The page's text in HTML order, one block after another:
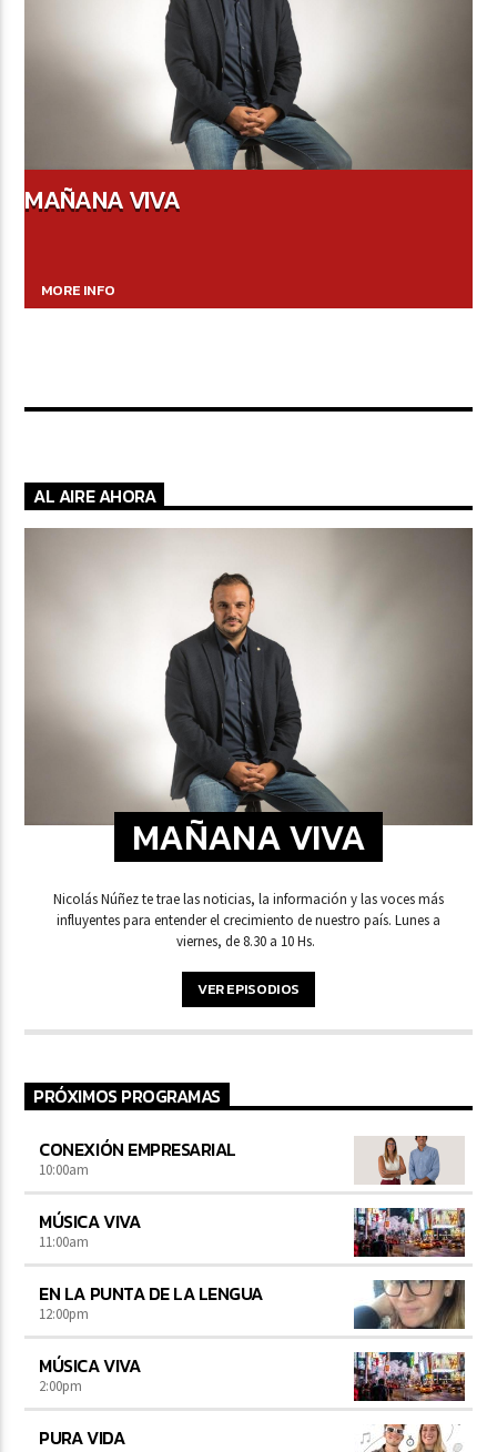
MAÑANA VIVA
MORE INFO
AL AIRE AHORA
MAÑANA VIVA
Nicolás Núñez te trae las noticias, la información y las voces más
influyentes para entender el crecimiento de nuestro país. Lunes a
VER EPISODIOS
PRÓXIMOS PROGRAMAS
CONEXIÓN EMPRESARIAL
10:00am
MÚSICA VIVA
11:00am
EN LA PUNTA DE LA LENGUA
12:00pm
MÚSICA VIVA
2:00pm
PURA VIDA